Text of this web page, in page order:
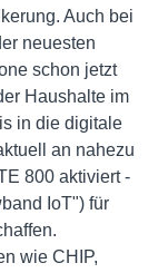
Auch bei
neuesten
schon jetzt
Haushalte im
in die digitale
an nahezu
800 aktiviert -
IoT") für
wie CHIP,